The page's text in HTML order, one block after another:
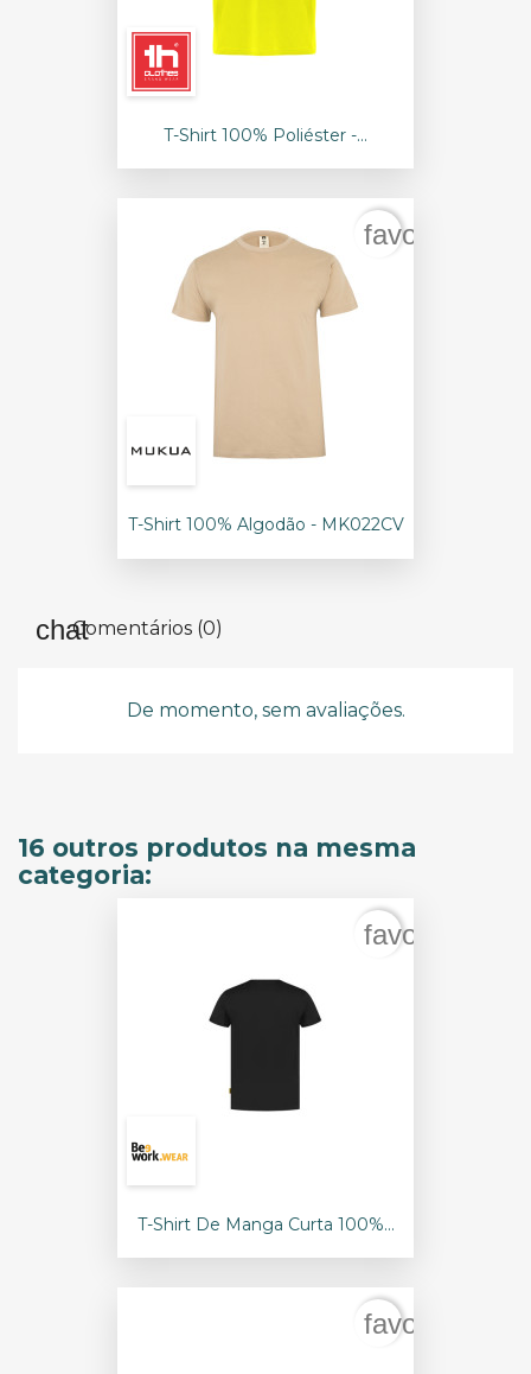
T-Shirt 100% Poliéster -...
T-Shirt 100% Algodão - MK022CV
Comentários (0)
De momento, sem avaliações.
16 outros produtos na mesma
categoria:
T-Shirt De Manga Curta 100%...